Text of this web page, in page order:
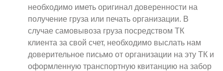
необходимо иметь оригинал доверенности на
получение груза или печать организации. В
случае самовывоза груза посредством ТК
клиента за свой счет, необходимо выслать нам
доверительное письмо от организации на эту ТК и
оформленную транспортную квитанцию на забор